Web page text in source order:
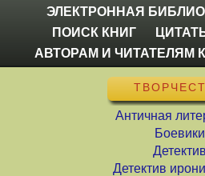
ЭЛЕКТРОННАЯ
ПОИСК КНИГ
АВТОРАМ И ЧИТАТЕЛЯМ
Античная
Боевики
Детектив
Детектив